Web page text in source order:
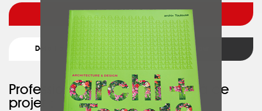
Détail du projet Retour
Professionnel ayant participé à ce
projet :